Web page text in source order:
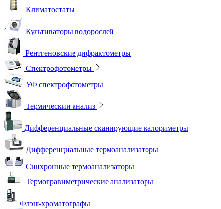
Климатостаты
Культиваторы водорослей
Рентгеновские дифрактометры
Спектрофотометры
УФ спектрофотометры
Термический анализ
Дифференциальные сканирующие калориметры
Дифференциальные термоанализаторы
Синхронные термоанализаторы
Термогравиметрические анализаторы
Флэш-хроматографы